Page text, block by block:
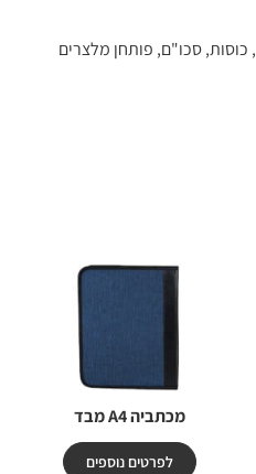
כוסות, סכו"ם, פותחן מלצרים
מכתביה A4 מבד
לפרטים נוספים